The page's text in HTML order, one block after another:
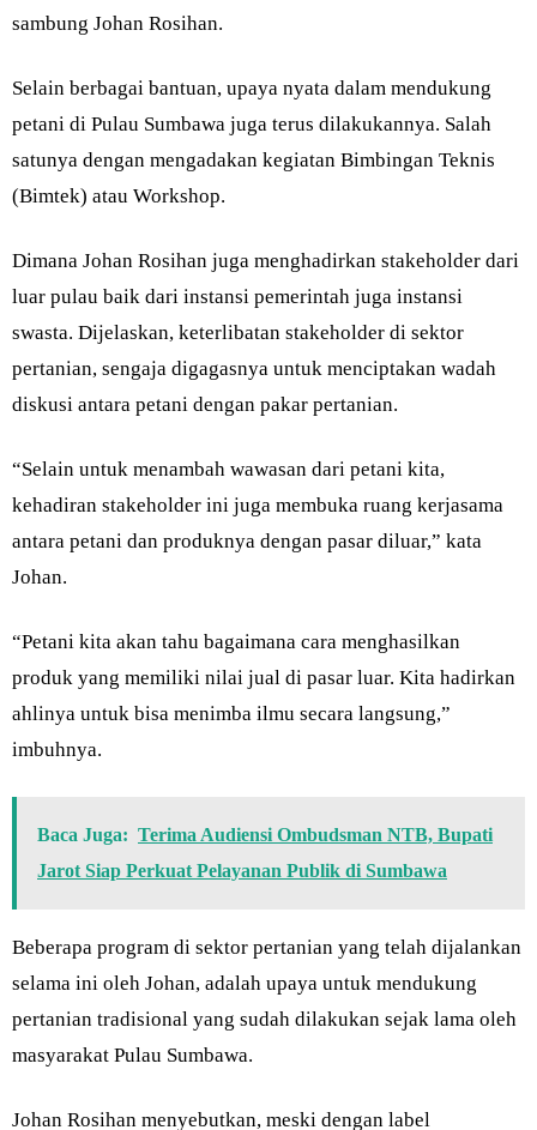
sambung Johan Rosihan.
Selain berbagai bantuan, upaya nyata dalam mendukung
petani di Pulau Sumbawa juga terus dilakukannya. Salah
satunya dengan mengadakan kegiatan Bimbingan Teknis
(Bimtek) atau Workshop.
Dimana Johan Rosihan juga menghadirkan stakeholder dari
luar pulau baik dari instansi pemerintah juga instansi
swasta. Dijelaskan, keterlibatan stakeholder di sektor
pertanian, sengaja digagasnya untuk menciptakan wadah
diskusi antara petani dengan pakar pertanian.
“Selain untuk menambah wawasan dari petani kita,
kehadiran stakeholder ini juga membuka ruang kerjasama
antara petani dan produknya dengan pasar diluar,” kata
Johan.
“Petani kita akan tahu bagaimana cara menghasilkan
produk yang memiliki nilai jual di pasar luar. Kita hadirkan
ahlinya untuk bisa menimba ilmu secara langsung,”
imbuhnya.
Baca Juga: Terima Audiensi Ombudsman NTB, Bupati
Jarot Siap Perkuat Pelayanan Publik di Sumbawa
Beberapa program di sektor pertanian yang telah dijalankan
selama ini oleh Johan, adalah upaya untuk mendukung
pertanian tradisional yang sudah dilakukan sejak lama oleh
masyarakat Pulau Sumbawa.
Johan Rosihan menyebutkan, meski dengan label